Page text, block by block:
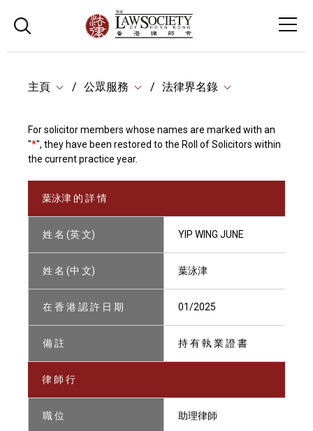
主頁 公眾服務 法律界名錄
For solicitor members whose names are marked with an
"*", they have been restored to the Roll of Solicitors within
the current practice year.
葉泳津 的 詳 情
姓 名 (英 文) YIP WING JUNE
姓 名 (中 文) 葉泳津
在 香 港 認 許 日 期 01/2025
備 註 持 有 執 業 證 書
律 師 行
職 位 助理律師